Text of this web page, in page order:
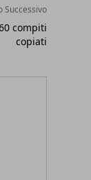
Successivo
compiti
copiati